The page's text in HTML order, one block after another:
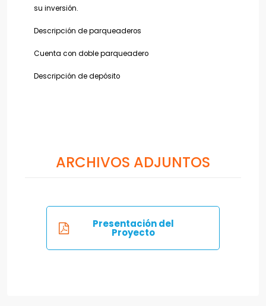
su inversión.
Descripción de parqueaderos
Cuenta con doble parqueadero
Descripción de depósito
ARCHIVOS ADJUNTOS
Presentación del
Proyecto